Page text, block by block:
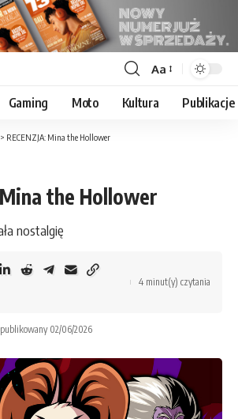
Font
Resizer
Aa
Gaming Moto Kultura Publikacje
> RECENZJA: Mina the Hollower
Mina the Hollower
nostalgię
02/06/2026
4 minut(y) czytania